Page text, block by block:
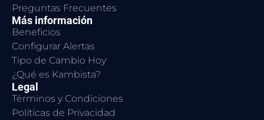
Preguntas Frecuentes
Más información
Beneficios
Configurar Alertas
Tipo de Cambio Hoy
¿Qué es Kambista?
Legal
Términos y Condiciones
Políticas de Privacidad